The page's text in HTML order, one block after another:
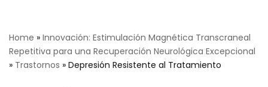
Home » Innovación: Estimulación Magnética Transcraneal
Repetitiva para una Recuperación Neurológica Excepcional
» Trastornos » Depresión Resistente al Tratamiento